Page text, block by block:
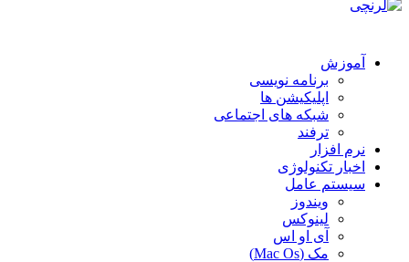
آموزش
برنامه نویسی
اپلیکیشن ها
شبکه های اجتماعی
ترفند
نرم افزار
اخبار تکنولوژی
سیستم عامل
ویندوز
لینوکس
آی او اس
مک (Mac Os)